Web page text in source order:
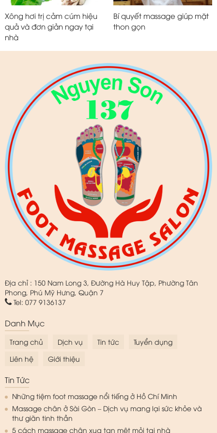
Xông hơi trị cảm cúm hiệu
quả và đơn giản ngay tại
nhà
Bí quyết massage giúp mặt
thon gọn
Địa chỉ : 150 Nam Long 3, Đường Hà Huy Tập, Phường Tân
Phong, Phú Mỹ Hưng, Quận 7
Tel: 077 9136137
Danh Mục
Trang chủ Dịch vụ Tin tức
Tuyển dụng
Liên hệ
Giới thiệu
Tin Tức
Những tiệm foot massage nổi tiếng ở Hồ Chí Minh
Massage chân ở Sài Gòn – Dịch vụ mang lại sức khỏe và
thư giãn tinh thần
5 cách massage chân xua tan mệt mỏi tại nhà